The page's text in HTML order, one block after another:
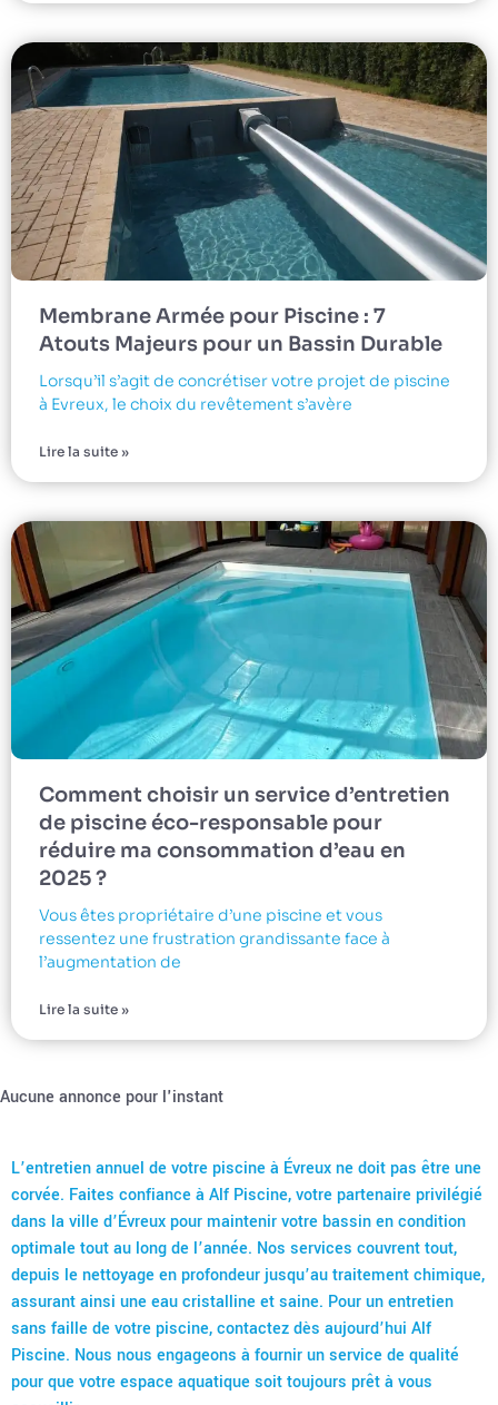
Membrane Armée pour Piscine : 7
Atouts Majeurs pour un Bassin Durable
Lorsqu’il s’agit de concrétiser votre projet de piscine
à Evreux, le choix du revêtement s’avère
Lire la suite »
Comment choisir un service d’entretien
de piscine éco-responsable pour
réduire ma consommation d’eau en
2025 ?
Vous êtes propriétaire d’une piscine et vous
ressentez une frustration grandissante face à
l’augmentation de
Lire la suite »
Aucune annonce pour l'instant
L’entretien annuel de votre piscine à Évreux ne doit pas être une
corvée. Faites confiance à Alf Piscine, votre partenaire privilégié
dans la ville d’Évreux pour maintenir votre bassin en condition
optimale tout au long de l’année. Nos services couvrent tout,
depuis le nettoyage en profondeur jusqu’au traitement chimique,
assurant ainsi une eau cristalline et saine. Pour un entretien
sans faille de votre piscine, contactez dès aujourd’hui Alf
Piscine. Nous nous engageons à fournir un service de qualité
pour que votre espace aquatique soit toujours prêt à vous